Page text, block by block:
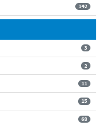
142
3
2
11
15
68